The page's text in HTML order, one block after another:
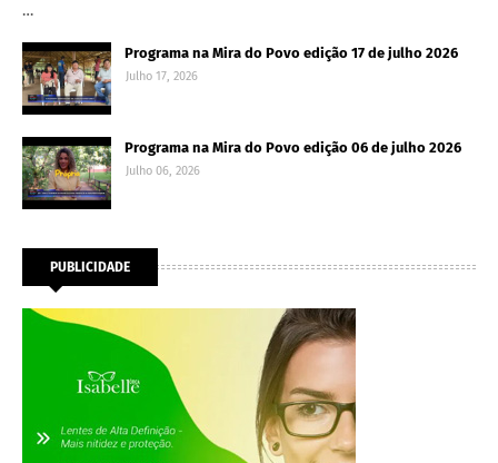
…
Programa na Mira do Povo edição 17 de julho 2026
Julho 17, 2026
Programa na Mira do Povo edição 06 de julho 2026
Julho 06, 2026
PUBLICIDADE